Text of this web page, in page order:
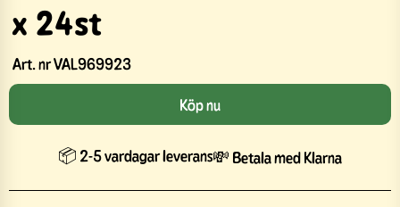
x 24st
Art. nrVAL969923
Köp nu
📦 2-5 vardagar leverans💸 Betala med Klarna